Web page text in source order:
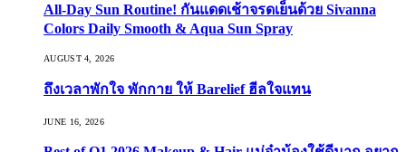
All-Day Sun Routine! กันแดดเช้าจรดเย็นด้วย Sivanna
Colors Daily Smooth & Aqua Sun Spray
AUGUST 4, 2026
ถึงเวลาพักใจ พักกาย ให้ Barelief ฮีลใจแทน
JUNE 16, 2026